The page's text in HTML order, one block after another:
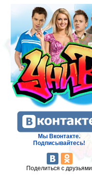
Мы Вконтакте.
Подписывайтесь!
Поделиться с друзьями